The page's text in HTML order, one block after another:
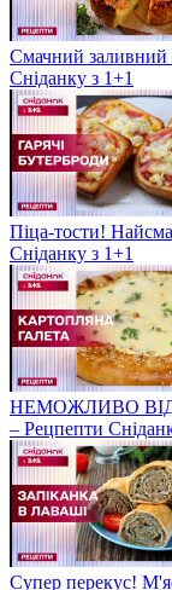
Смачний заливний
Сніданку з 1+1
Піца-тости!
Сніданку з 1+1
НЕМОЖЛИВО
– Рецпепти
Супер перекус!